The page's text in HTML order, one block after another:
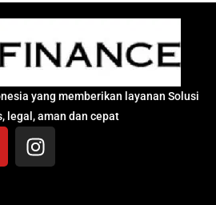
yang memberikan layanan Solusi
legal, aman dan cepat